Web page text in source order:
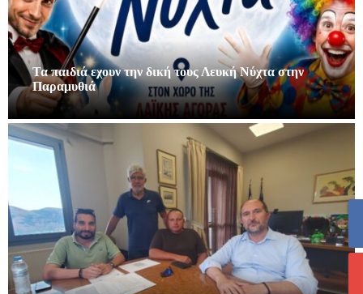
Τα παιδιά εχουν την δική τους Λευκή Νύχτα στην
Παραμυθιά